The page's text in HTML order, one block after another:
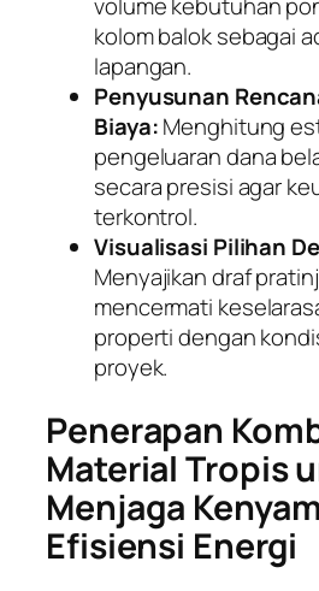
volume kebutuhan
kolom balok sebagai
lapangan.
Penyusunan
Biaya:Menghitung
pengeluaran dana
secara presisi agar
terkontrol.
Visualisasi Pilihan
Menyajikan draf
mencermati
properti dengan
proyek.
Penerapan
Material Tropis
Menjaga
Efisiensi Energi